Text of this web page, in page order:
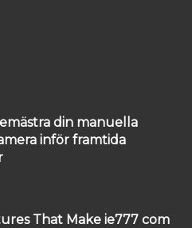
din manuella
inför framtida
That Make ie777 com